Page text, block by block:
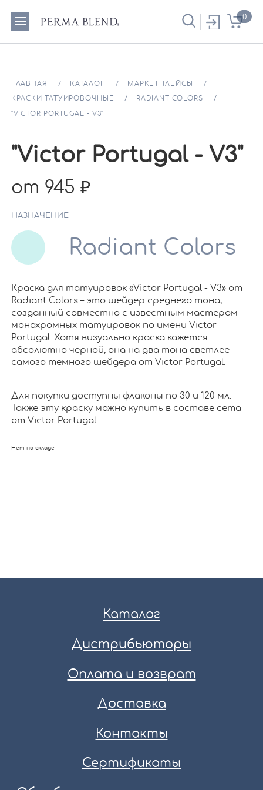
0
ГЛАВНАЯ КАТАЛОГ МАРКЕТПЛЕЙСЫ
КРАСКИ ТАТУИРОВОЧНЫЕ RADIANT COLORS
"VICTOR PORTUGAL - V3"
"Victor Portugal - V3"
от 945
НАЗНАЧЕНИЕ
Radiant Colors
Краска для татуировок «Victor Portugal - V3» от
Radiant Colors – это шейдер среднего тона,
созданный совместно с известным мастером
монохромных татуировок по имени Victor
Portugal. Хотя визуально краска кажется
абсолютно черной, она на два тона светлее
самого темного шейдера от Victor Portugal.
Для покупки доступны флаконы по 30 и 120 мл.
Также эту краску можно купить в составе сета
от Victor Portugal.
Нет на складе
Каталог
Дистрибьюторы
Оплата и возврат
Доставка
Контакты
Сертификаты